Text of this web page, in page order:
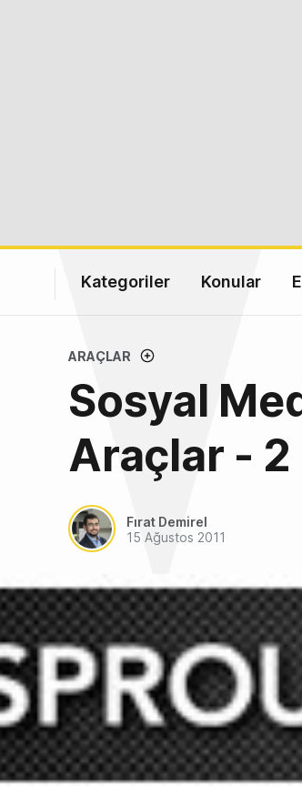
Kategoriler Konular
ARAÇLAR
Sosyal
Araçlar - 2
Fırat Demirel
15 Ağustos 2011